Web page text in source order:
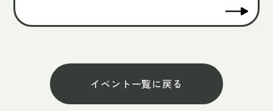
イベント一覧に戻る